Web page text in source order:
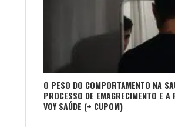
O PESO DO COMPORTAMENTO NA
PROCESSO DE EMAGRECIMENTO E
VOY SAÚDE (+ CUPOM)